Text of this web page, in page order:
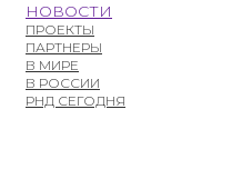
НОВОСТИ
ПРОЕКТЫ
ПАРТНЕРЫ
В МИРЕ
В РОССИИ
РНД СЕГОДНЯ